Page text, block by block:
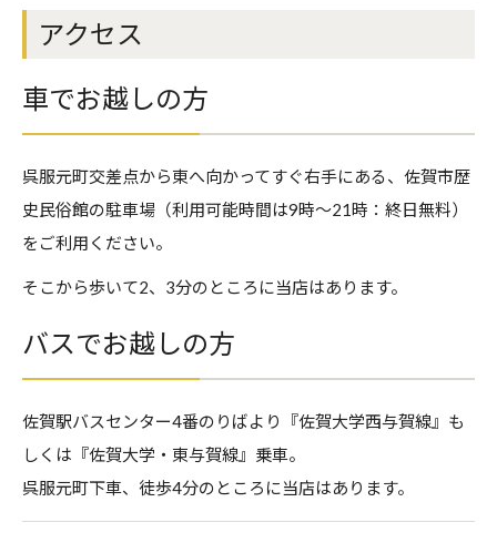
アクセス
車でお越しの方
呉服元町交差点から東へ向かってすぐ右手にある、佐賀市歴
史民俗館の駐車場（利用可能時間は9時～21時：終日無料）
をご利用ください。
そこから歩いて2、3分のところに当店はあります。
バスでお越しの方
佐賀駅バスセンター4番のりばより『佐賀大学西与賀線』も
しくは『佐賀大学・東与賀線』乗車。
呉服元町下車、徒歩4分のところに当店はあります。